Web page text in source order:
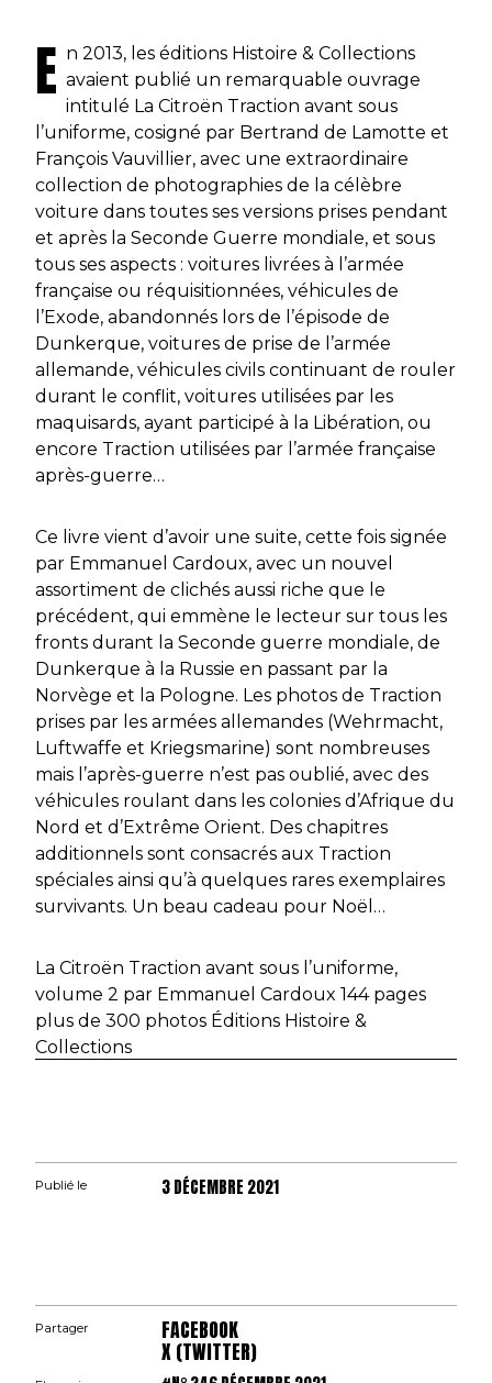
E n 2013, les éditions Histoire & Collections
avaient publié un remarquable ouvrage
intitulé La Citroën Traction avant sous
l’uniforme, cosigné par Bertrand de Lamotte et
François Vauvillier, avec une extraordinaire
collection de photographies de la célèbre
voiture dans toutes ses versions prises pendant
et après la Seconde Guerre mondiale, et sous
tous ses aspects : voitures livrées à l’armée
française ou réquisitionnées, véhicules de
l’Exode, abandonnés lors de l’épisode de
Dunkerque, voitures de prise de l’armée
allemande, véhicules civils continuant de rouler
durant le conflit, voitures utilisées par les
maquisards, ayant participé à la Libération, ou
encore Traction utilisées par l’armée française
après-guerre…
Ce livre vient d’avoir une suite, cette fois signée
par Emmanuel Cardoux, avec un nouvel
assortiment de clichés aussi riche que le
précédent, qui emmène le lecteur sur tous les
fronts durant la Seconde guerre mondiale, de
Dunkerque à la Russie en passant par la
Norvège et la Pologne. Les photos de Traction
prises par les armées allemandes (Wehrmacht,
Luftwaffe et Kriegsmarine) sont nombreuses
mais l’après-guerre n’est pas oublié, avec des
véhicules roulant dans les colonies d’Afrique du
Nord et d’Extrême Orient. Des chapitres
additionnels sont consacrés aux Traction
spéciales ainsi qu’à quelques rares exemplaires
survivants. Un beau cadeau pour Noël…
La Citroën Traction avant sous l’uniforme,
volume 2 par Emmanuel Cardoux 144 pages
plus de 300 photos Éditions Histoire &
Collections
Publié le 3 DÉCEMBRE 2021
Partager FACEBOOK
X (TWITTER)